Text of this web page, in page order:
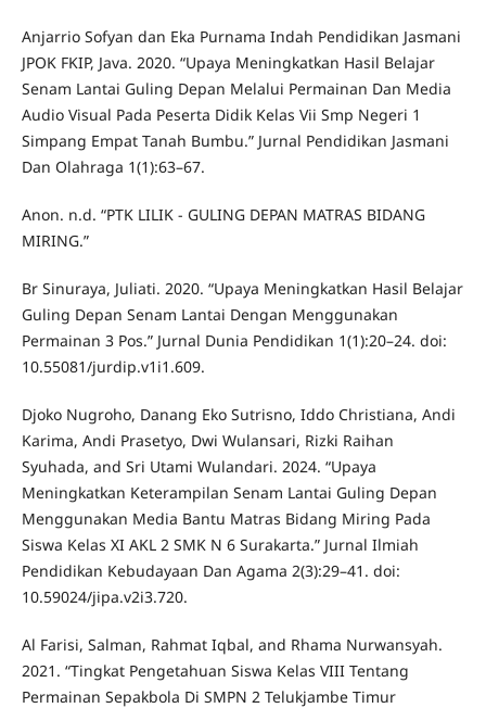
Anjarrio Sofyan dan Eka Purnama Indah Pendidikan Jasmani
JPOK FKIP, Java. 2020. “Upaya Meningkatkan Hasil Belajar
Senam Lantai Guling Depan Melalui Permainan Dan Media
Audio Visual Pada Peserta Didik Kelas Vii Smp Negeri 1
Simpang Empat Tanah Bumbu.” Jurnal Pendidikan Jasmani
Dan Olahraga 1(1):63–67.
Anon. n.d. “PTK LILIK - GULING DEPAN MATRAS BIDANG
MIRING.”
Br Sinuraya, Juliati. 2020. “Upaya Meningkatkan Hasil Belajar
Guling Depan Senam Lantai Dengan Menggunakan
Permainan 3 Pos.” Jurnal Dunia Pendidikan 1(1):20–24. doi:
10.55081/jurdip.v1i1.609.
Djoko Nugroho, Danang Eko Sutrisno, Iddo Christiana, Andi
Karima, Andi Prasetyo, Dwi Wulansari, Rizki Raihan
Syuhada, and Sri Utami Wulandari. 2024. “Upaya
Meningkatkan Keterampilan Senam Lantai Guling Depan
Menggunakan Media Bantu Matras Bidang Miring Pada
Siswa Kelas XI AKL 2 SMK N 6 Surakarta.” Jurnal Ilmiah
Pendidikan Kebudayaan Dan Agama 2(3):29–41. doi:
10.59024/jipa.v2i3.720.
Al Farisi, Salman, Rahmat Iqbal, and Rhama Nurwansyah.
2021. “Tingkat Pengetahuan Siswa Kelas VIII Tentang
Permainan Sepakbola Di SMPN 2 Telukjambe Timur